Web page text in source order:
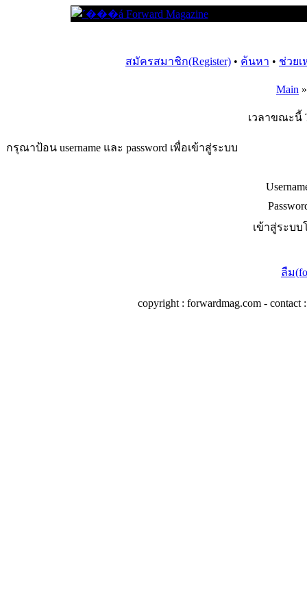
สมัครสมาชิก(Register) • ค้นหา • ช่วยเ
Main
เวลาขณะนี้
กรุณาป้อน username และ password เพื่อเข้าสู่ระบบ
เข้าสู่ระบบ
ลืม
copyright : forwardmag.com - contact